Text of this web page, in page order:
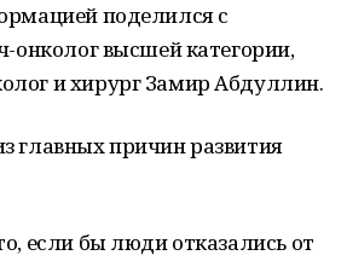
поделился с
онколог высшей категории,
и хирург Замир Абдуллин.
главных причин развития
если бы люди отказались от